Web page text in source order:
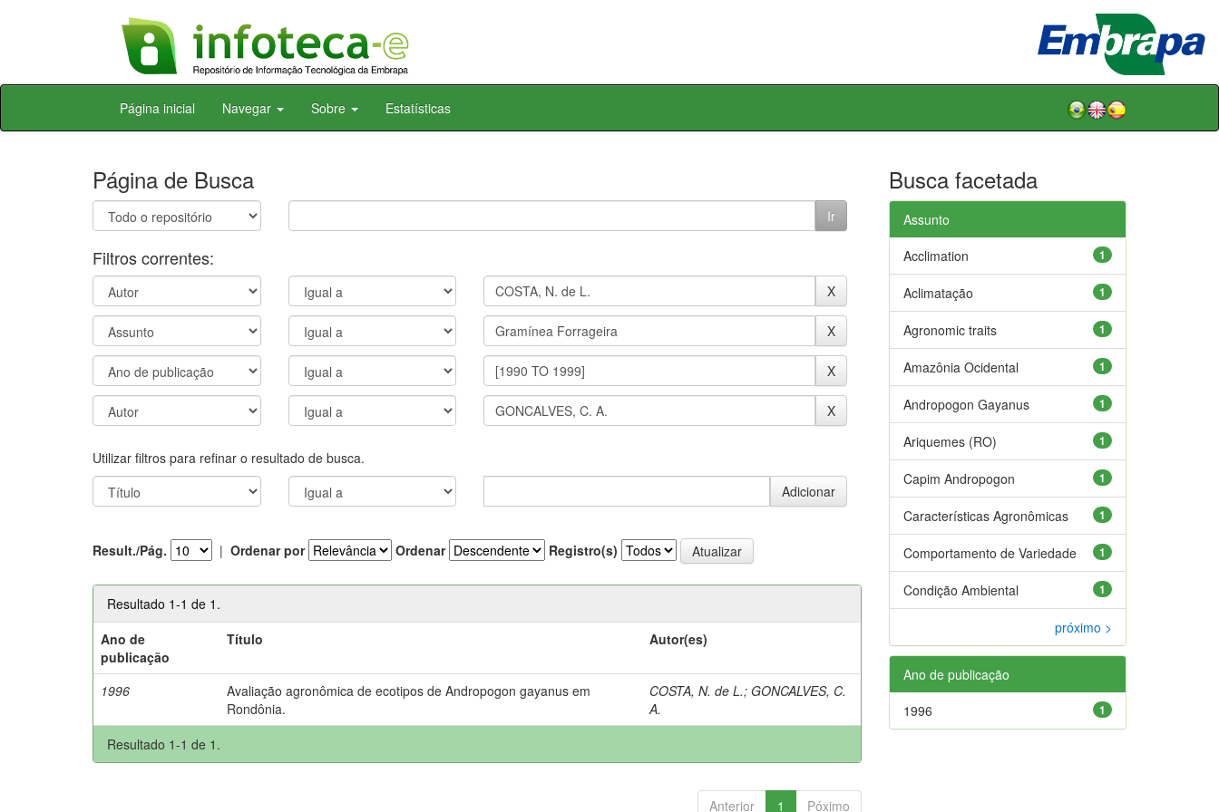
Skip
Página inicial Navegar Sobre Estatísticas
Página de Busca
Filtros correntes:
Utilizar filtros para refinar o resultado de busca.
Result./Pág. | Ordenar por Ordenar Registro(s)
Resultado 1-1 de 1.
Ano de
publicação
Título Autor(es)
1996
Avaliação agronômica de ecotipos de Andropogon gayanus em
Rondônia.
COSTA, N. de L.;GONCALVES, C.
A.
Resultado 1-1 de 1.
Anterior 1 Póximo
Busca facetada
Assunto
1
Acclimation
1
Aclimatação
1
Agronomic traits
1
Amazônia Ocidental
1
Andropogon Gayanus
1
Ariquemes (RO)
1
Capim Andropogon
1
Características Agronômicas
1
Comportamento de Variedade
1
Condição Ambiental
próximo >
Ano de publicação
1
1996